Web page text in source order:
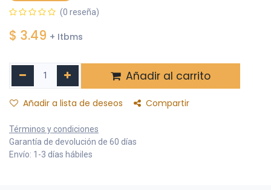
(0 reseña)
$ 3.49 + Itbms
Añadir al carrito
Añadir a lista de deseos Compartir
Términos y condiciones
Garantía de devolución de 60 días
Envío: 1-3 días hábiles